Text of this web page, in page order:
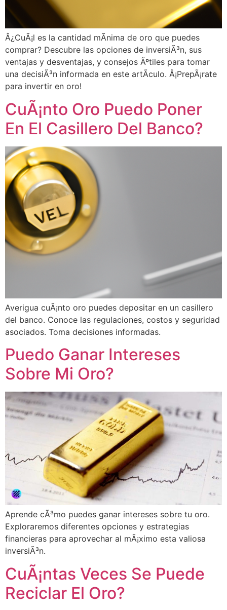
Â¿CuÃ¡l es la cantidad mÃ­nima de oro que puedes
comprar? Descubre las opciones de inversiÃ³n, sus
ventajas y desventajas, y consejos Ãºtiles para tomar
una decisiÃ³n informada en este artÃ­culo. Â¡PrepÃ¡rate
para invertir en oro!
CuÃ¡nto Oro Puedo Poner
En El Casillero Del Banco?
Averigua cuÃ¡nto oro puedes depositar en un casillero
del banco. Conoce las regulaciones, costos y seguridad
asociados. Toma decisiones informadas.
Puedo Ganar Intereses
Sobre Mi Oro?
Aprende cÃ³mo puedes ganar intereses sobre tu oro.
Exploraremos diferentes opciones y estrategias
financieras para aprovechar al mÃ¡ximo esta valiosa
inversiÃ³n.
CuÃ¡ntas Veces Se Puede
Reciclar El Oro?